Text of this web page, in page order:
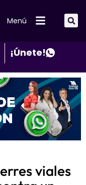
Menú
¡Únete!
viales